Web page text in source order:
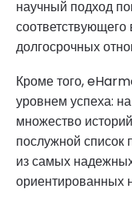
научный подход
долгосрочных
Кроме того,
уровнем успеха:
множество
послужной список
из самых
ориентированных